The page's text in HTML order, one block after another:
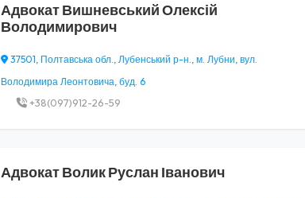
АдвокатВишневський Олексій
Володимирович
37501, Полтавська обл., Лубенський р-н., м. Лубни, вул.
Володимира Леонтовича, буд. 6
+38(097)912-26-59
АдвокатВолик Руслан Іванович